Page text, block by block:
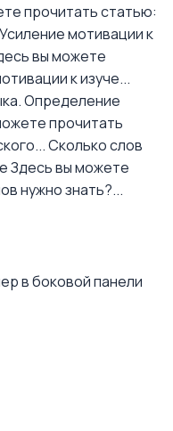
прочитать статью:
Усиление мотивации к
вы можете
к изуче...
Определение
прочитать
Сколько слов
Здесь вы можете
нужно знать?...